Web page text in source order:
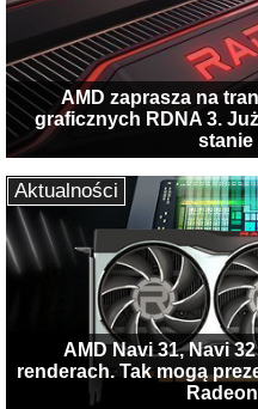
AMD zaprasza na
graficznych RDNA 3.
stanie
AMD Navi 31, Navi
renderach. Tak mogą
Aktualności